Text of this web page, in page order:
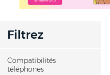
Filtrez
Compatibilités
téléphones